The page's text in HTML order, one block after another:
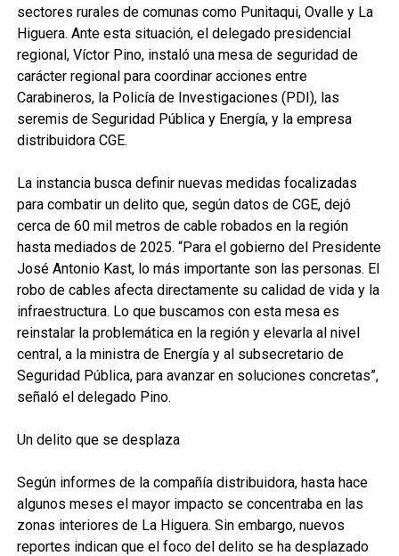
sectores rurales de comunas como Punitaqui, Ovalle y La
Higuera. Ante esta situación, el delegado presidencial
regional, Víctor Pino, instaló una mesa de seguridad de
carácter regional para coordinar acciones entre
Carabineros, la Policía de Investigaciones (PDI), las
seremis de Seguridad Pública y Energía, y la empresa
distribuidora CGE.
La instancia busca definir nuevas medidas focalizadas
para combatir un delito que, según datos de CGE, dejó
cerca de 60 mil metros de cable robados en la región
hasta mediados de 2025. “Para el gobierno del Presidente
José Antonio Kast, lo más importante son las personas. El
robo de cables afecta directamente su calidad de vida y la
infraestructura. Lo que buscamos con esta mesa es
reinstalar la problemática en la región y elevarla al nivel
central, a la ministra de Energía y al subsecretario de
Seguridad Pública, para avanzar en soluciones concretas”,
señaló el delegado Pino.
Un delito que se desplaza
Según informes de la compañía distribuidora, hasta hace
algunos meses el mayor impacto se concentraba en las
zonas interiores de La Higuera. Sin embargo, nuevos
reportes indican que el foco del delito se ha desplazado